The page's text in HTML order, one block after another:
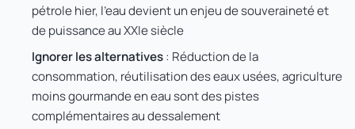
pétrole hier, l'eau devient un enjeu de souveraineté et
de puissance au XXIe siècle
Ignorer les alternatives: Réduction de la
consommation, réutilisation des eaux usées, agriculture
moins gourmande en eau sont des pistes
complémentaires au dessalement